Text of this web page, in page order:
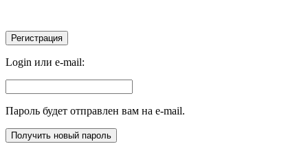
Login или e-mail:
Пароль будет отправлен вам на e-mail.